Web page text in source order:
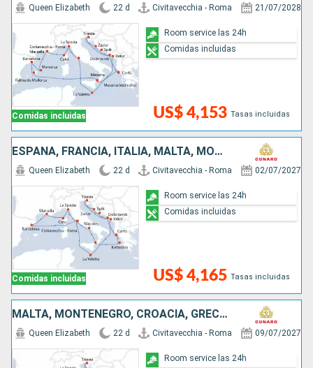
Comidas incluidas
Queen Elizabeth 22 d Civitavecchia - Roma 21/07/2028
US$ 4,153 Tasas incluidas
Room service las 24h
Comidas incluidas
ESPAÑA, FRANCIA, ITALIA, MALTA, MONTENEGRO, CROACIA, GRECIA
Comidas incluidas
Queen Elizabeth 22 d Civitavecchia - Roma 02/07/2027
US$ 4,165 Tasas incluidas
Room service las 24h
Comidas incluidas
MALTA, MONTENEGRO, CROACIA, GRECIA, ITALIA, ESPAÑA, FRANCIA
Queen Elizabeth 22 d Civitavecchia - Roma 09/07/2027
Room service las 24h